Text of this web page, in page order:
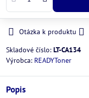
Otázka k produktu
Skladové číslo: LT-CA134
Výrobca: READYToner
Popis